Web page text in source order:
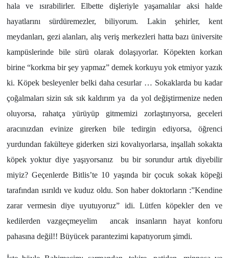
hala ve ısırabilirler. Elbette dişleriyle yaşamalılar aksi halde
hayatlarını sürdüremezler, biliyorum. Lakin şehirler, kent
meydanları, gezi alanları, alış veriş merkezleri hatta bazı üniversite
kampüslerinde bile sürü olarak dolaşıyorlar. Köpekten korkan
birine “korkma bir şey yapmaz” demek korkuyu yok etmiyor yazık
ki. Köpek besleyenler belki daha cesurlar … Sokaklarda bu kadar
çoğalmaları sizin sık sık kaldırım ya da yol değiştirmenize neden
oluyorsa, rahatça yürüyüp gitmemizi zorlaştırıyorsa, geceleri
aracınızdan evinize girerken bile tedirgin ediyorsa, öğrenci
yurdundan fakülteye giderken sizi kovalıyorlarsa, inşallah sokakta
köpek yoktur diye yaşıyorsanız bu bir sorundur artık diyebilir
miyiz? Geçenlerde Bitlis’te 10 yaşında bir çocuk sokak köpeği
tarafından ısırıldı ve kuduz oldu. Son haber doktorların :”Kendine
zarar vermesin diye uyutuyoruz” idi. Lütfen köpekler den ve
kedilerden vazgeçmeyelim ancak insanların hayat konforu
pahasına değil!! Büyücek parantezimi kapatıyorum şimdi.